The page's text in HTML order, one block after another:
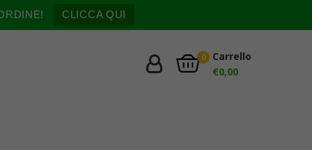
CLICCA QUI
0
Carrello
€0,00